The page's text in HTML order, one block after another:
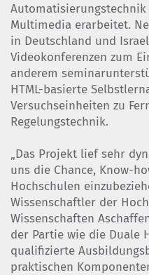
Multimedia erarbeitet.
in Deutschland und
Videokonferenzen zum
anderem
HTML-basierte
Versuchseinheiten zu
Regelungstechnik.
„Das Projekt lief sehr
uns die Chance, Know-
Hochschulen
Wissenschaftler der
Wissenschaften
der Partie wie die Duale
qualifizierte
praktischen